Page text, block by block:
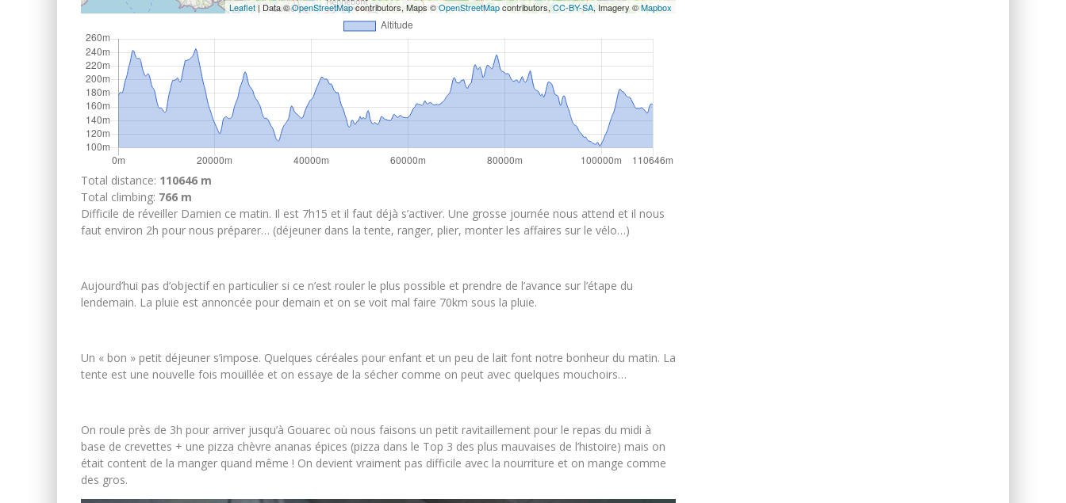
Leaflet | Data ©OpenStreetMapcontributors, Maps ©OpenStreetMapcontributors, CC-BY-SA, Imagery ©Mapbox
Total distance: 110646 m
Total climbing: 766 m
Difficile de réveiller Damien ce matin. Il est 7h15 et il faut déjà s’activer. Une grosse journée nous attend et il nous
faut environ 2h pour nous préparer… (déjeuner dans la tente, ranger, plier, monter les affaires sur le vélo…)
Aujourd’hui pas d’objectif en particulier si ce n’est rouler le plus possible et prendre de l’avance sur l’étape du
lendemain. La pluie est annoncée pour demain et on se voit mal faire 70km sous la pluie.
Un « bon » petit déjeuner s’impose. Quelques céréales pour enfant et un peu de lait font notre bonheur du matin. La
tente est une nouvelle fois mouillée et on essaye de la sécher comme on peut avec quelques mouchoirs…
On roule près de 3h pour arriver jusqu’à Gouarec où nous faisons un petit ravitaillement pour le repas du midi à
base de crevettes + une pizza chèvre ananas épices (pizza dans le Top 3 des plus mauvaises de l’histoire) mais on
était content de la manger quand même ! On devient vraiment pas difficile avec la nourriture et on mange comme
des gros.